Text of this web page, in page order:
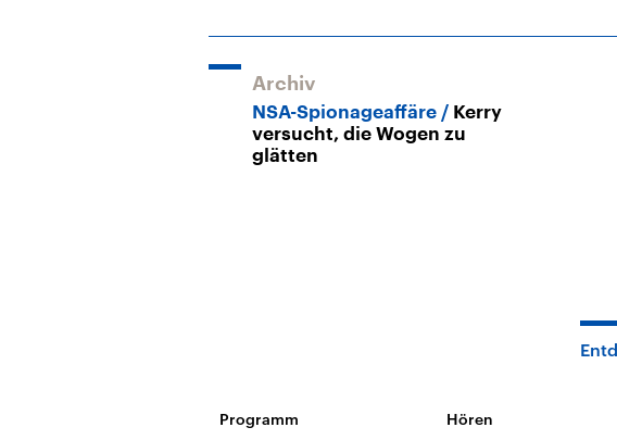
Archiv
NSA-Spionageaffäre
Kerry
versucht, die Wogen zu
glätten
Programm Hören